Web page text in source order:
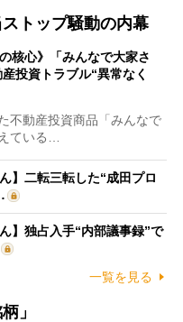
ストップ騒動の内幕
核心》「みんなで大家さ
投資トラブル“異常なく
不動産投資商品「みんなで
ている…
】二転三転した“成田プロ
】独占入手“内部議事録”で
一覧を見る
」